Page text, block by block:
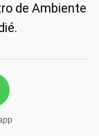
de Ambiente